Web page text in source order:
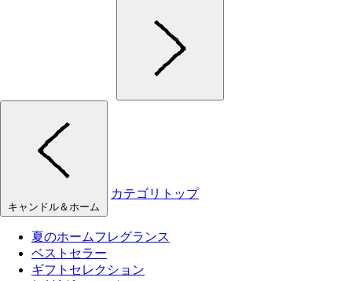
キャンドル＆ホーム
カテゴリトップ
夏のホームフレグランス
ベストセラー
ギフトセレクション